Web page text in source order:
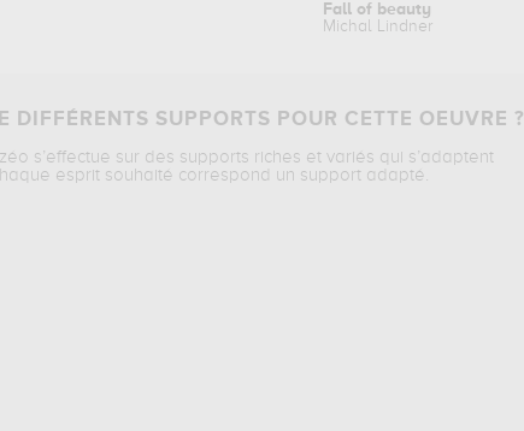
Fall of beauty
Michal Lindner
DIFFÉRENTS SUPPORTS POUR CETTE OEUVRE ?
s’effectue sur des supports riches et variés qui s’adaptent
esprit souhaité correspond un support adapté.